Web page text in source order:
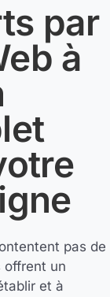
par
à
pas de
offrent un
et à